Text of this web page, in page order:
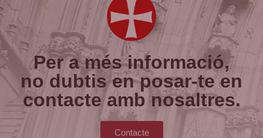
Per a més informació,
no dubtis en posar-te en
contacte amb nosaltres.
Contacte